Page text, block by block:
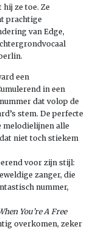
ze toe. Ze
prachtige
van Edge,
een
in een
dat volop de
stem. De perfecte
alle
niet toch stiekem
voor zijn stijl:
zanger, die
nummer,
You’re A Free
overkomen, zeker